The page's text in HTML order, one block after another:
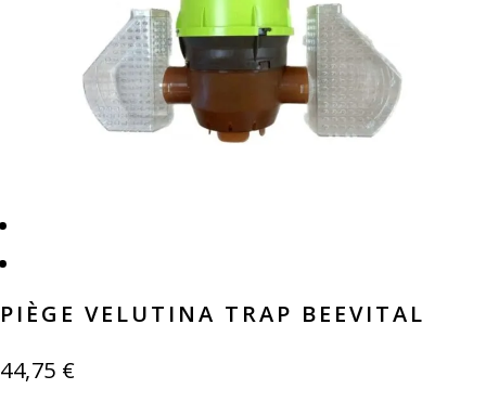
PIÈGE VELUTINA TRAP BEEVITAL
44,75 €